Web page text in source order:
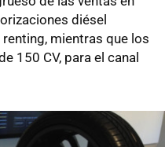
diésel
mientras que los
150 CV, para el canal